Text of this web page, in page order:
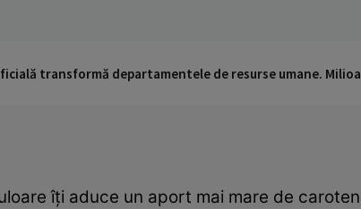
transformă departamentele de resurse umane.
îţi aduce un aport mai mare de